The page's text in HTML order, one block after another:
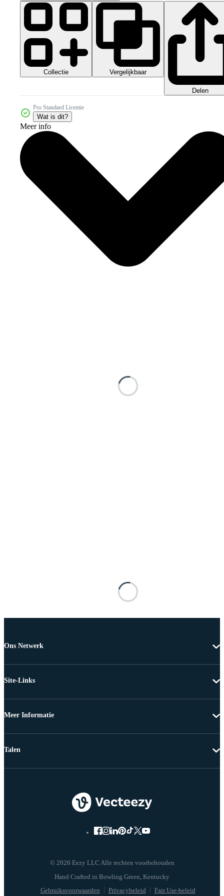
Collectie Vergelijkbaar
Delen
Pro Standard Licentie
Wat is dit?
Meer info
Ons Netwerk
Site-Links
Meer Informatie
© 2026 Eezy LLC Alle rechten voorbehouden
Gebruiksvoorwaarden Privacybeleid Fair Use-beleid
Talen